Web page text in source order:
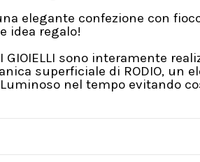
una elegante confezione con
idea regalo!
GIOIELLI sono
superficiale di RODIO,
nel tempo evitando